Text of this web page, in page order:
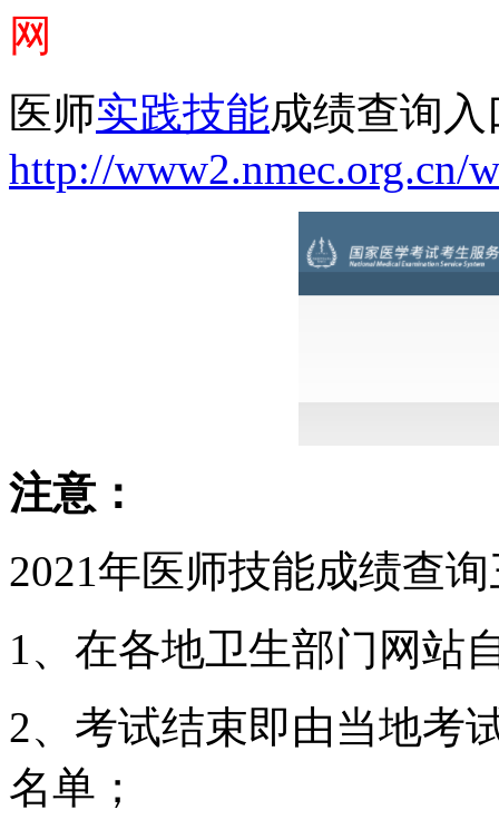
网
医师实践技能成绩查询入
http://www2.nmec.org.cn/
注意：
2021年医师技能成绩查
1、在各地卫生部门网站
2、考试结束即由当地考
名单；